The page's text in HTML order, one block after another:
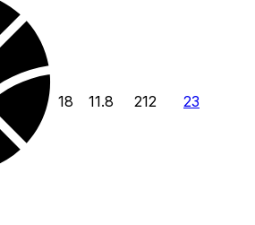
18 11.8 212 23